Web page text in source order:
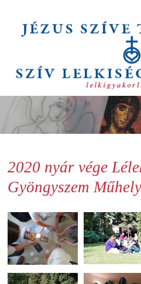
2020 nyár vége
Gyöngyszem Műhely